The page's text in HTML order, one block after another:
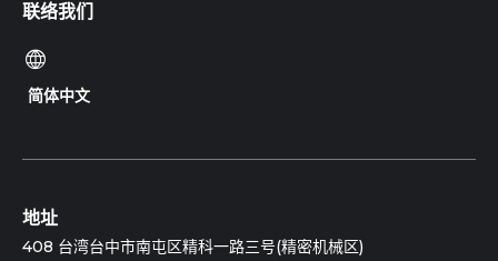
联络我们
简体中文
地址
408 台湾台中市南屯区精科一路三号(精密机械区)